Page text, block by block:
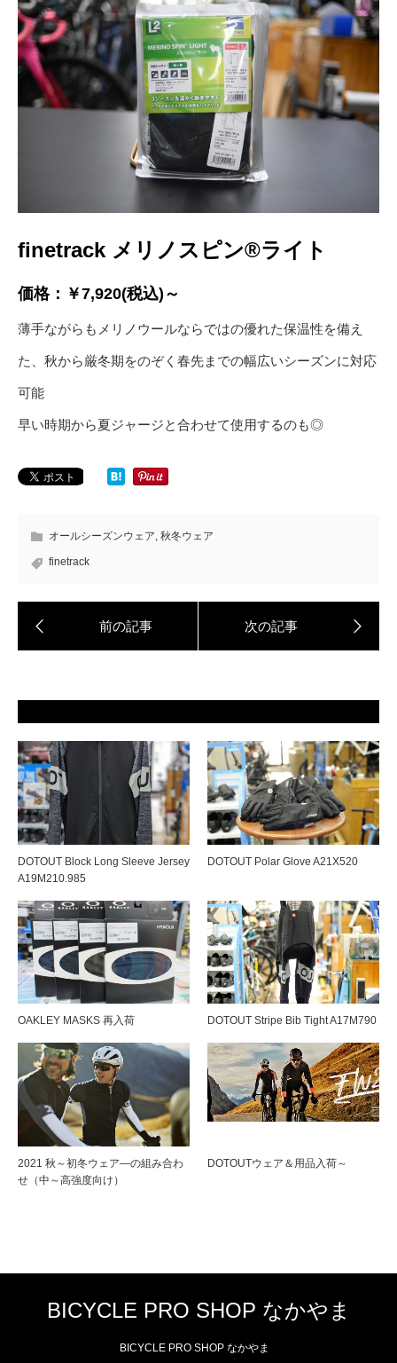
finetrack メリノスピン®ライト
価格：￥7,920(税込)～
薄手ながらもメリノウールならではの優れた保温性を備え
た、秋から厳冬期をのぞく春先までの幅広いシーズンに対応
可能
早い時期から夏ジャージと合わせて使用するのも◎
オールシーズンウェア, 秋冬ウェア
finetrack
DOTOUT Block Long Sleeve Jersey
A19M210.985
DOTOUT Polar Glove A21X520
OAKLEY MASKS 再入荷 DOTOUT Stripe Bib Tight A17M790
2021 秋～初冬ウェア―の組み合わ
せ（中～高強度向け）
DOTOUTウェア＆用品入荷～
BICYCLE PRO SHOP なかやま
BICYCLE PRO SHOP なかやま